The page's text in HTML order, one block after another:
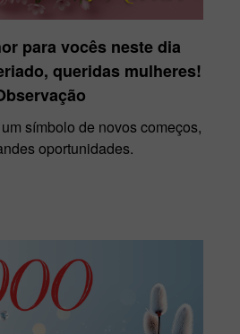
para vocês neste dia
queridas mulheres!
símbolo de novos começos,
oportunidades.